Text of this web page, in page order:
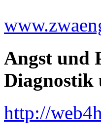
Angst und
Diagnostik
http://